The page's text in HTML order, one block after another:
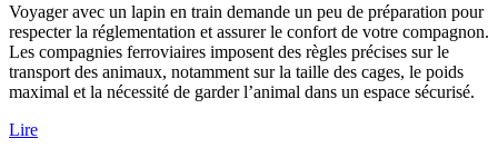
Voyager avec un lapin en train demande un peu de préparation pour
respecter la réglementation et assurer le confort de votre compagnon.
Les compagnies ferroviaires imposent des règles précises sur le
transport des animaux, notamment sur la taille des cages, le poids
maximal et la nécessité de garder l’animal dans un espace sécurisé.
Lire